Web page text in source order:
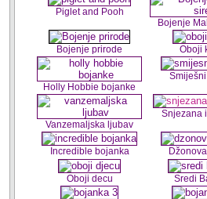
Piglet and Pooh
Bojenje
Bojenje prirode Oboji
Holly Hobbie bojanke
Vanzemaljska ljubav
Snjezana
Incredible bojanka
Oboji decu Sredi